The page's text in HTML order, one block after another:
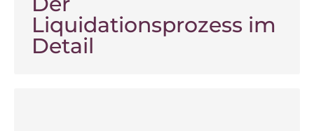
Liquidationsprozess im
Detail